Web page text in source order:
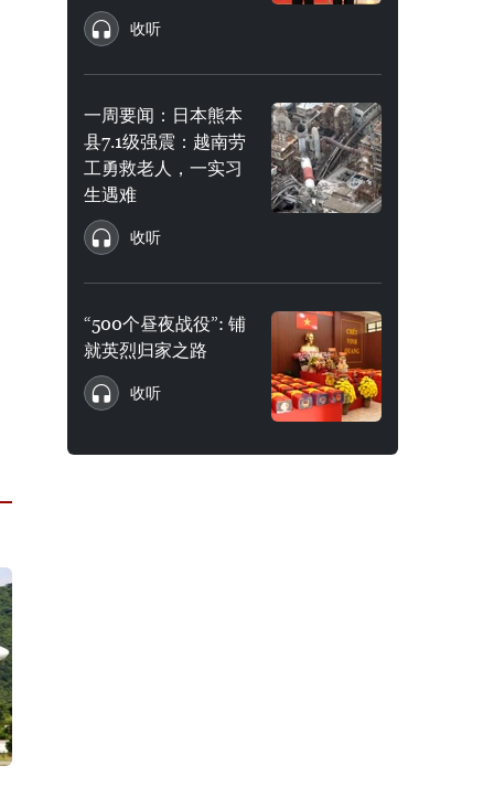
收听
一周要闻：日本熊本
县7.1级强震：越南劳
工勇救老人，一实习
生遇难
收听
“500个昼夜战役”: 铺
就英烈归家之路
收听